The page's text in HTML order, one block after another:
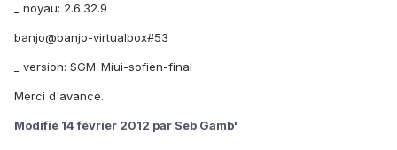
_ noyau: 2.6.32.9
banjo@banjo-virtualbox#53
_ version: SGM-Miui-sofien-final
Merci d'avance.
Modifié 14 février 2012 par Seb Gamb'